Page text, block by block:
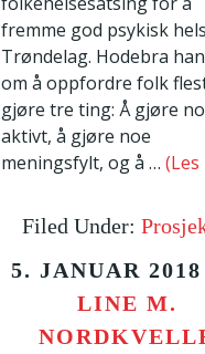
fremme god psykisk
Trøndelag. Hodebra
om å oppfordre folk
gjøre tre ting: Å gjøre
aktivt, å gjøre noe
meningsfylt, og å … (Les
Filed Under:
5. JANUAR 2018
LINE M.